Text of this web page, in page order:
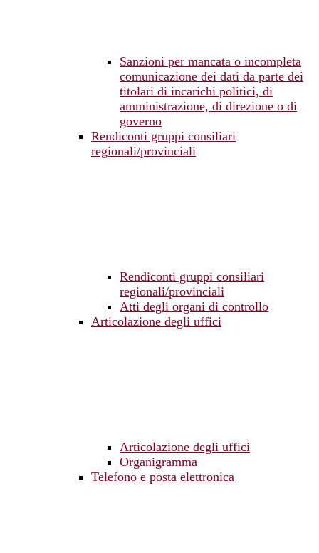
Sanzioni per mancata o incompleta
comunicazione dei dati da parte dei
titolari di incarichi politici, di
amministrazione, di direzione o di
governo
Rendiconti gruppi consiliari
regionali/provinciali
Rendiconti gruppi consiliari
regionali/provinciali
Atti degli organi di controllo
Articolazione degli uffici
Articolazione degli uffici
Organigramma
Telefono e posta elettronica